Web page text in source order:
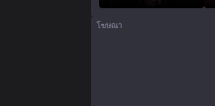
โฆษณา